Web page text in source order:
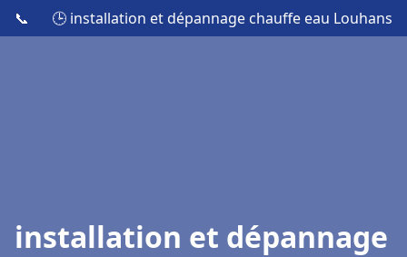
📞 🕒 installation et dépannage chauffe eau Louhans
installation et dépannage